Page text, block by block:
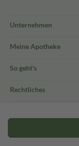
Unternehmen
Meine Apotheke
So geht's
Rechtliches